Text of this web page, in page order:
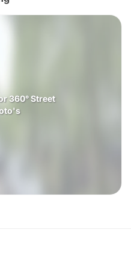
360° Street